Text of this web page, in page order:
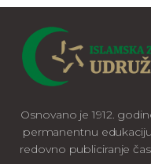
Osnovano je 1912.
permanentnu
redovno publiciranje